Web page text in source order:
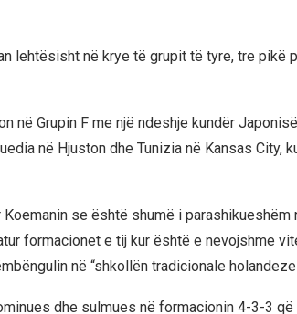
lehtësisht në krye të grupit të tyre, tre pikë
në Grupin F me një ndeshje kundër
në Hjuston dhe Tunizia në Kansas City,
Koemanin se është shumë i parashikueshëm
formacionet e tij kur është e nevojshme
në “shkollën tradicionale
dhe sulmues në formacionin 4-3-3